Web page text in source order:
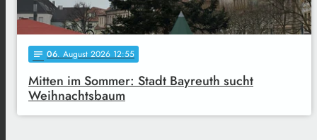
notes 06. August 2026 12:55
Mitten im Sommer: Stadt Bayreuth sucht
Weihnachtsbaum